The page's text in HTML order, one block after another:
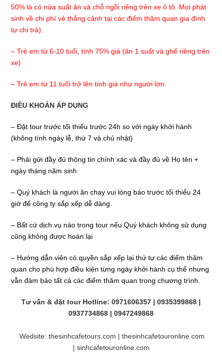
50% là có nửa suất ăn và chỗ ngồi riêng trên xe ô tô. Mọi phát
sinh về chi phí vé thắng cảnh tại các điểm thăm quan gia đình
tự chi trả).
–Trẻ em từ 6-10 tuổi, tính 75% giá (ăn 1 suất và ghế riêng trên
xe)
–Trẻ em từ 11 tuổi trở lên tính giá như người lớn.
ĐIỀU KHOẢN ÁP DỤNG
–Đặt tour trước tối thiểu trước 24h so với ngày khởi hành
(không tính ngày lễ, thứ 7 và chủ nhật)
– Phải gửi đầy đủ thông tin chính xác và đầy đủ về Họ tên +
ngày tháng năm sinh
–Quý khách là người ăn chay vui lòng báo trước tối thiểu 24
giờ để công ty sắp xếp dễ dàng.
– Bất cứ dịch vụ nào trong tour nếu Quý khách không sử dụng
cũng không được hoàn lại
– Hướng dẫn viên có quyền sắp xếp lại thứ tự các điểm thăm
quan cho phù hợp điều kiện từng ngày khởi hành cụ thể nhưng
vẫn đảm bảo tất cả các điểm thăm quan trong chương trình.
Tư vấn & đặt tourHotline: 0971606357 | 0935399868 |
0937734868 | 0947249868
Wedsite: thesinhcafetours.com | thesinhcafetouronline.com
| sinhcafetouronline.com